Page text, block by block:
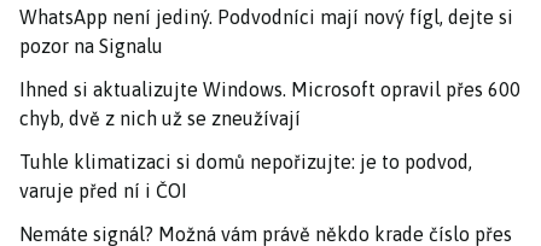
WhatsApp není jediný. Podvodníci mají nový fígl, dejte si
pozor na Signalu
Ihned si aktualizujte Windows. Microsoft opravil přes 600
chyb, dvě z nich už se zneužívají
Tuhle klimatizaci si domů nepořizujte: je to podvod,
varuje před ní i ČOI
Nemáte signál? Možná vám právě někdo krade číslo přes